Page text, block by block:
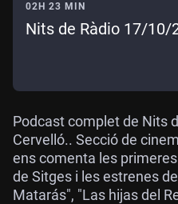
02H 23 MIN
Nits de Ràdio 17/10/
Podcast complet de Nits
Cervelló.. Secció de
ens comenta les
de Sitges i les estrenes
Matarás", "Las hijas del